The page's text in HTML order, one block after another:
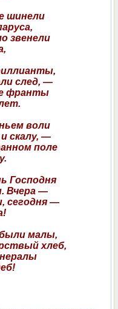
шинели
звенели
след, —
франты
воли
скалу, —
поле
Господня
Вчера —
сегодня —
малы,
хлеб,